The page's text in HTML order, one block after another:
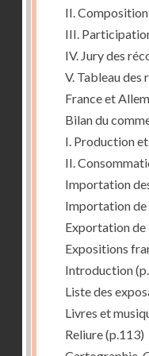
II.
III.
IV. Jury des
V. Tableau des
France et
Bilan du
I. Production
II.
Importation
Importation de
Exportation de
Expositions
Introduction
Liste des
Livres et
Reliure(p.113)